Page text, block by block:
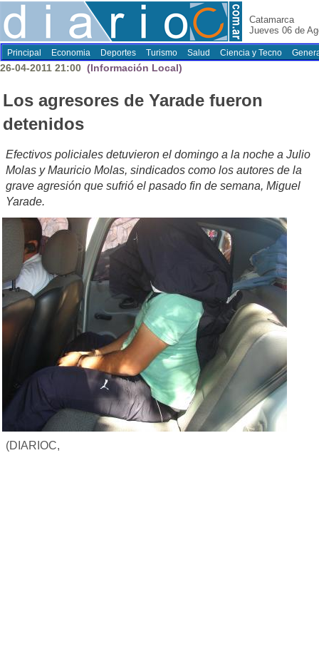
Catamarca
Jueves 06 de
Principal Economia Deportes Turismo Salud Ciencia y Tecno
26-04-2011 21:00 (Información Local)
Los agresores de Yarade fueron
detenidos
Efectivos policiales detuvieron el domingo a la noche a Julio
Molas y Mauricio Molas, sindicados como los autores de la
grave agresión que sufrió el pasado fin de semana, Miguel
Yarade.
(DIARIOC,